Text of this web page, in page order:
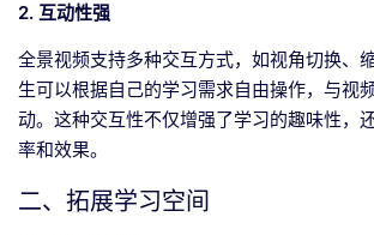
2. 互动性强
全景视频支持多种交互方式，如视角切换、
生可以根据自己的学习需求自由操作，与视
动。这种交互性不仅增强了学习的趣味性，
率和效果。
二、拓展学习空间